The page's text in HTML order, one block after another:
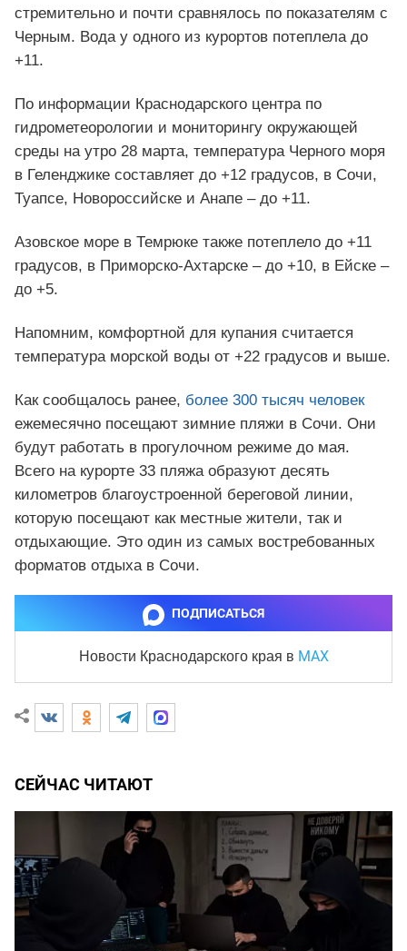
стремительно и почти сравнялось по показателям с
Черным. Вода у одного из курортов потеплела до
+11.
По информации Краснодарского центра по
гидрометеорологии и мониторингу окружающей
среды на утро 28 марта, температура Черного моря
в Геленджике составляет до +12 градусов, в Сочи,
Туапсе, Новороссийске и Анапе – до +11.
Азовское море в Темрюке также потеплело до +11
градусов, в Приморско-Ахтарске – до +10, в Ейске –
до +5.
Напомним, комфортной для купания считается
температура морской воды от +22 градусов и выше.
Как сообщалось ранее, более 300 тысяч человек
ежемесячно посещают зимние пляжи в Сочи. Они
будут работать в прогулочном режиме до мая.
Всего на курорте 33 пляжа образуют десять
километров благоустроенной береговой линии,
которую посещают как местные жители, так и
отдыхающие. Это один из самых востребованных
форматов отдыха в Сочи.
ПОДПИСАТЬСЯ
Новости Краснодарского края в MAX
СЕЙЧАС ЧИТАЮТ